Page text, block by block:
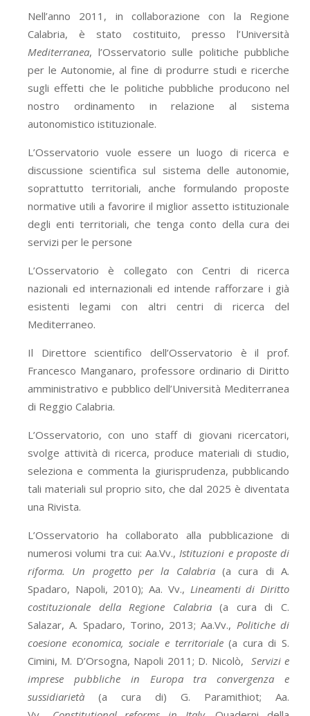
Nell’anno 2011, in collaborazione con la Regione
Calabria, è stato costituito, presso l’Università
Mediterranea, l’Osservatorio sulle politiche pubbliche
per le Autonomie, al fine di produrre studi e ricerche
sugli effetti che le politiche pubbliche producono nel
nostro ordinamento in relazione al sistema
autonomistico istituzionale.
L’Osservatorio vuole essere un luogo di ricerca e
discussione scientifica sul sistema delle autonomie,
soprattutto territoriali, anche formulando proposte
normative utili a favorire il miglior assetto istituzionale
degli enti territoriali, che tenga conto della cura dei
servizi per le persone
L’Osservatorio è collegato con Centri di ricerca
nazionali ed internazionali ed intende rafforzare i già
esistenti legami con altri centri di ricerca del
Mediterraneo.
Il Direttore scientifico dell’Osservatorio è il prof.
Francesco Manganaro, professore ordinario di Diritto
amministrativo e pubblico dell’Università Mediterranea
di Reggio Calabria.
L’Osservatorio, con uno staff di giovani ricercatori,
svolge attività di ricerca, produce materiali di studio,
seleziona e commenta la giurisprudenza, pubblicando
tali materiali sul proprio sito, che dal 2025 è diventata
una Rivista.
L’Osservatorio ha collaborato alla pubblicazione di
numerosi volumi tra cui: Aa.Vv.,Istituzioni e proposte di
riforma. Un progetto per la Calabria(a cura di A.
Spadaro, Napoli, 2010); Aa. Vv., Lineamenti di Diritto
costituzionale della Regione Calabria(a cura di C.
Salazar, A. Spadaro, Torino, 2013; Aa.Vv., Politiche di
coesione economica, sociale e territoriale(a cura di S.
Cimini, M. D’Orsogna, Napoli 2011; D. Nicolò, Servizi e
imprese pubbliche in Europa tra convergenza e
sussidiarietà (a cura di) G. Paramithiot; Aa.